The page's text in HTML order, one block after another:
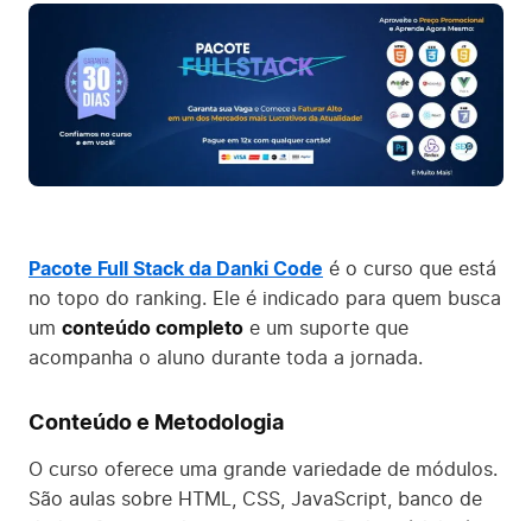
Pacote Full Stack da Danki Code é o curso que está
no topo do ranking. Ele é indicado para quem busca
um conteúdo completo e um suporte que
acompanha o aluno durante toda a jornada.
Conteúdo e Metodologia
O curso oferece uma grande variedade de módulos.
São aulas sobre HTML, CSS, JavaScript, banco de